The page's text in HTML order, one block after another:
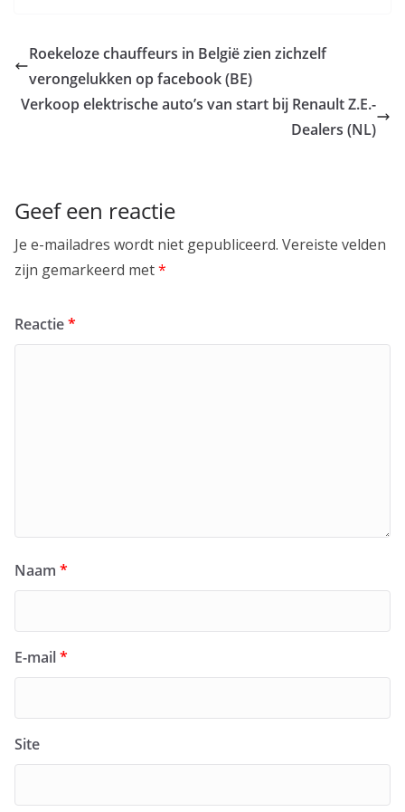
Roekeloze chauffeurs in België zien zichzelf
verongelukken op facebook (BE)
Verkoop elektrische auto’s van start bij Renault Z.E.-
Dealers (NL)
Geef een reactie
Je e-mailadres wordt niet gepubliceerd. Vereiste velden
zijn gemarkeerd met*
Reactie*
Naam *
E-mail*
Site